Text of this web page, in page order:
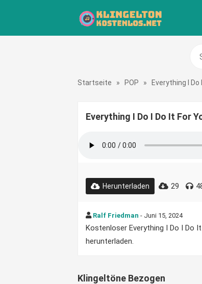
Startseite » POP » Everything I Do
Everything I Do I Do It For
Herunterladen 29
Ralf Friedman - Juni 15, 2024
Kostenloser Everything I Do I Do
herunterladen.
Klingeltöne Bezogen